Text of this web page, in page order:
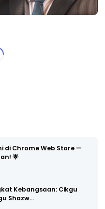
di Chrome Web Store —
🌟
Kebangsaan: Cikgu
Shazw…